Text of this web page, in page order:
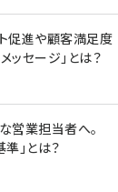
促進や顧客満足度
ッセージ」とは？
営業担当者へ。
」とは？